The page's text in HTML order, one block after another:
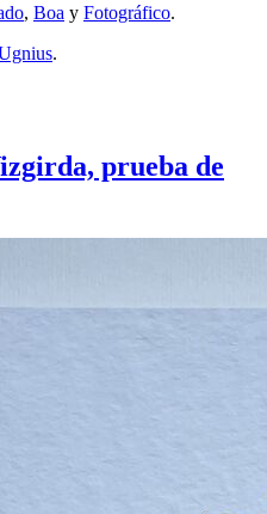
, Boa y Fotográfico.
.
prueba de